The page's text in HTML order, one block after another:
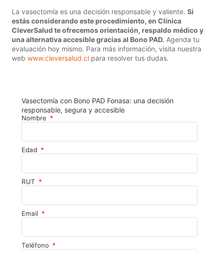
La vasectomía es una decisión responsable y valiente. Si
estás considerando este procedimiento, en Clínica
CleverSalud te ofrecemos orientación, respaldo médico y
una alternativa accesible gracias al Bono PAD. Agenda tu
evaluación hoy mismo. Para más información, visita nuestra
web www.cleversalud.cl para resolver tus dudas.
Vasectomía con Bono PAD Fonasa: una decisión
responsable, segura y accesible
Nombre
Edad
RUT
Email
Teléfono